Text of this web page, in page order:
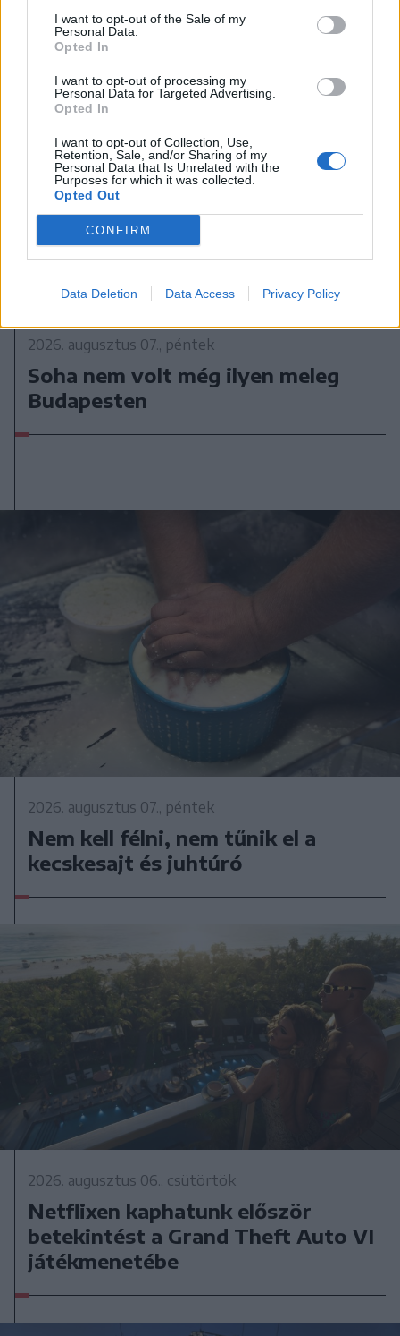
I want to opt-out of the Sale of my
Personal Data.
Opted In
I want to opt-out of processing my
Personal Data for Targeted Advertising.
Opted In
I want to opt-out of Collection, Use,
Retention, Sale, and/or Sharing of my
Personal Data that Is Unrelated with the
Purposes for which it was collected.
Opted Out
CONFIRM
Data Deletion Data Access Privacy Policy
2026. augusztus 07., péntek
Soha nem volt még ilyen meleg
Budapesten
2026. augusztus 07., péntek
Nem kell félni, nem tűnik el a
kecskesajt és juhtúró
2026. augusztus 06., csütörtök
Netflixen kaphatunk először
betekintést a Grand Theft Auto VI
játékmenetébe